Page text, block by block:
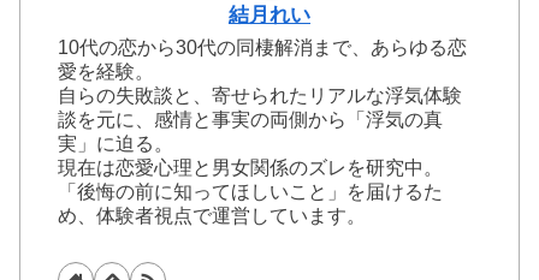
結月れい
10代の恋から30代の同棲解消まで、あらゆる恋
愛を経験。
自らの失敗談と、寄せられたリアルな浮気体験
談を元に、感情と事実の両側から「浮気の真
実」に迫る。
現在は恋愛心理と男女関係のズレを研究中。
「後悔の前に知ってほしいこと」を届けるた
め、体験者視点で運営しています。